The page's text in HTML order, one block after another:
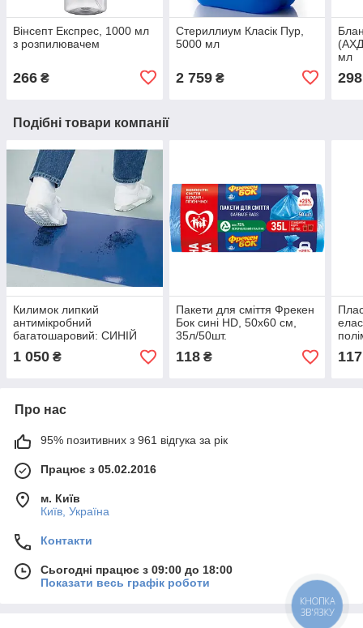
Вінсепт Експрес, 1000 мл
з розпилювачем
266 ₴
Стериллиум Класік Пур,
5000 мл
2 759₴
мл
298
Подібні товари компанії
Килимок липкий
антимікробний
багатошаровий: СИНІЙ
60*90 см (30 шарів) (1 шт./
пач.)
1 050 ₴
Пакети для сміття Фрекен
Бок сині HD, 50х60 см,
35л/50шт.
118₴
см,
117
Про нас
95% позитивних з 961 відгука за рік
Працює з 05.02.2016
м. Київ
Київ, Україна
Контакти
Сьогодні працює з 09:00 до 18:00
Показати весь графік роботи
КНОПКА
ЗВ'ЯЗКУ